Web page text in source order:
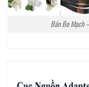
Bán Bo Mạch